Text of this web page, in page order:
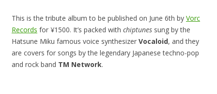
This is the tribute album to be published on June 6th by Vorc
Records for ¥1500. It’s packed with chiptunes sung by the
Hatsune Miku famous voice synthesizer Vocaloid, and they
are covers for songs by the legendary Japanese techno-pop
and rock band TM Network.